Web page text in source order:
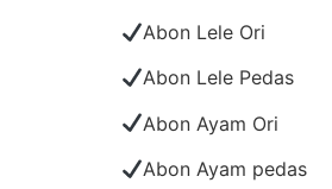
Abon Lele Ori
Abon Lele Pedas
Abon Ayam Ori
Abon Ayam pedas